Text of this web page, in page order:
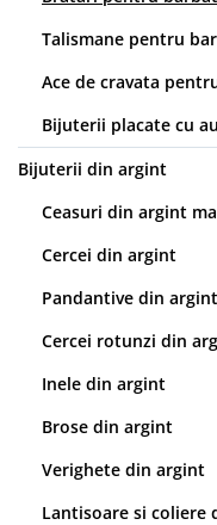
Talismane pentru
Ace de cravata
Bijuterii placate cu
Bijuterii din argint
Ceasuri din argint
Cercei din argint
Pandantive din argint
Cercei rotunzi din
Inele din argint
Brose din argint
Verighete din argint
Lantisoare si coliere